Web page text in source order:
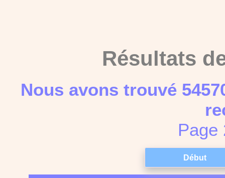
Résultats
Nous avons trouvé
Page